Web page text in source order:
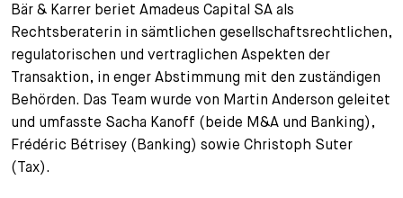
Bär & Karrer beriet Amadeus Capital SA als
Rechtsberaterin in sämtlichen gesellschaftsrechtlichen,
regulatorischen und vertraglichen Aspekten der
Transaktion, in enger Abstimmung mit den zuständigen
Behörden. Das Team wurde von Martin Anderson geleitet
und umfasste Sacha Kanoff (beide M&A und Banking),
Frédéric Bétrisey (Banking) sowie Christoph Suter
(Tax).